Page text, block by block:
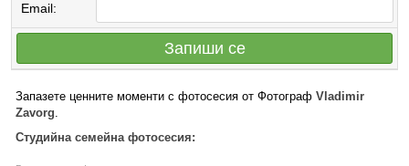
Email:
Запиши се
Запазете ценните моменти с фотосесия от Фотограф Vladimir
Zavorg.
Студийна семейна фотосесия: